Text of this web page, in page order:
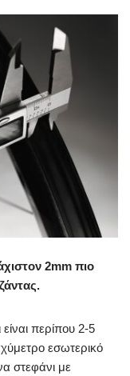
2mm πιο
.
περίπου 2-5
εσωτερικό
στεφάνι με